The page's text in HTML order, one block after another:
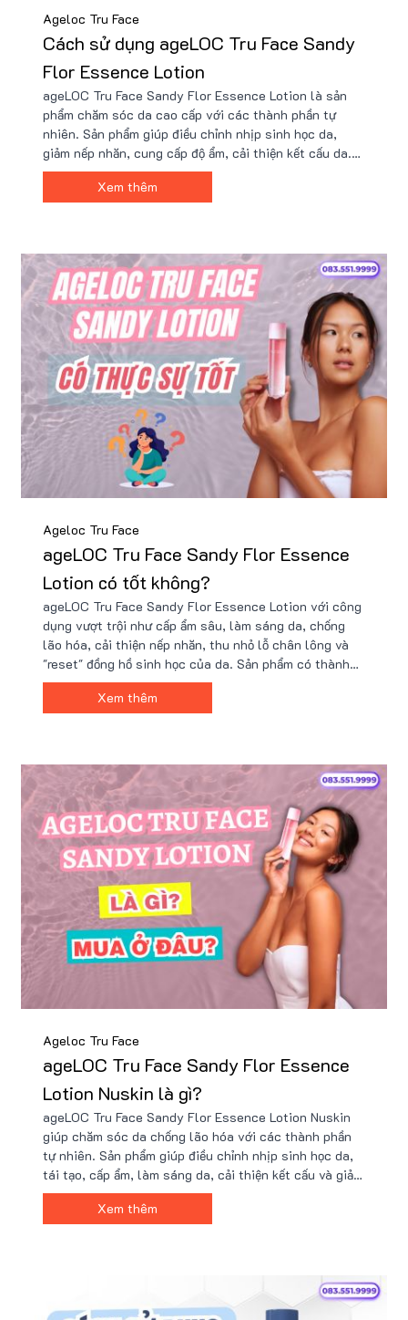
Ageloc Tru Face
Cách sử dụng ageLOC Tru Face Sandy
Flor Essence Lotion
ageLOC Tru Face Sandy Flor Essence Lotion là sản
phẩm chăm sóc da cao cấp với các thành phần tự
nhiên. Sản phẩm giúp điều chỉnh nhịp sinh học da,
giảm nếp nhăn, cung cấp độ ẩm, cải thiện kết cấu da.
Để đạt hiệu quả tối ưu, cần sử dụng đúng cách 2 lần
mỗi ngày, kết hợp với quy trình khoa học và tránh
Xem thêm
Ageloc Tru Face
ageLOC Tru Face Sandy Flor Essence
Lotion có tốt không?
ageLOC Tru Face Sandy Flor Essence Lotion với công
dụng vượt trội như cấp ẩm sâu, làm sáng da, chống
lão hóa, cải thiện nếp nhăn, thu nhỏ lỗ chân lông và
"reset" đồng hồ sinh học của da. Sản phẩm có thành
phần tự nhiên, an toàn và kết quả nghiên cứu lâm
sàng ấn tượng. Mua tại Nu88 để nhận nhiều ưu đãi và
Xem thêm
Ageloc Tru Face
ageLOC Tru Face Sandy Flor Essence
Lotion Nuskin là gì?
ageLOC Tru Face Sandy Flor Essence Lotion Nuskin
giúp chăm sóc da chống lão hóa với các thành phần
tự nhiên. Sản phẩm giúp điều chỉnh nhịp sinh học da,
tái tạo, cấp ẩm, làm sáng da, cải thiện kết cấu và giảm
nếp nhăn. Nu88 là địa chỉ uy tín để mua sản phẩm
chính hãng với nhiều ưu đãi với giá hấp dẫn.
Xem thêm